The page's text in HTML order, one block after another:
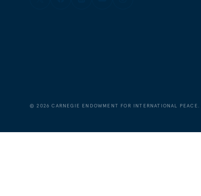
©2026 CARNEGIE ENDOWMENT FOR INTERNATIONAL PEACE.